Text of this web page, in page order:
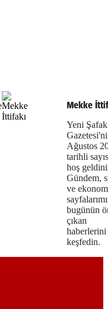
Mekke
Yeni Şafak
Ağustos
tarihli
hoş
Gündem,
ve
bugünün
çıkan
haberlerini
keşfedin.